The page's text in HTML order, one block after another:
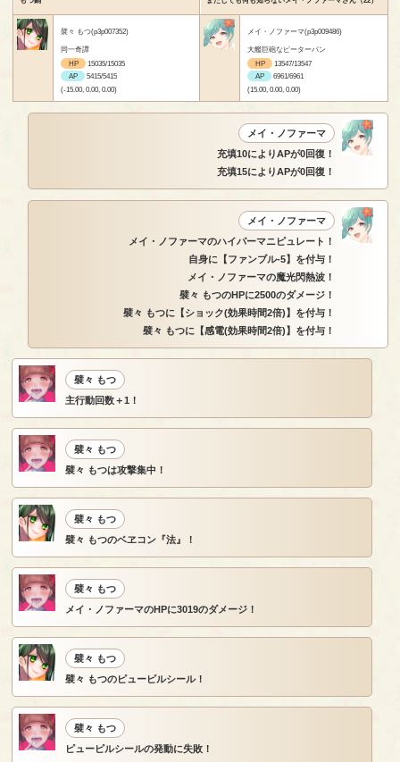
襞々 もつ(p3p007352)
同一奇譚
HP
15035/15035
AP
5415/5415
(-15.00, 0.00, 0.00)
メイ・ノファーマ(p3p009486)
大艦巨砲なピーターパン
HP
13547/13547
AP
6961/6961
(15.00, 0.00, 0.00)
メイ・ノファーマ
充填10によりAPが0回復！
充填15によりAPが0回復！
メイ・ノファーマ
メイ・ノファーマのハイパーマニピュレート！
自身に【ファンブル-5】を付与！
メイ・ノファーマの魔光閃熱波！
襞々 もつのHPに2500のダメージ！
襞々 もつに【ショック(効果時間2倍)】を付与！
襞々 もつに【感電(効果時間2倍)】を付与！
襞々 もつ
主行動回数＋1！
襞々 もつ
襞々 もつは攻撃集中！
襞々 もつ
襞々 もつのベヱコン『法』！
襞々 もつ
メイ・ノファーマのHPに3019のダメージ！
襞々 もつ
襞々 もつのピューピルシール！
襞々 もつ
ピューピルシールの発動に失敗！